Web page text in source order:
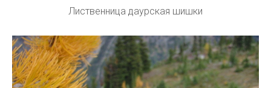
Лиственница даурская шишки